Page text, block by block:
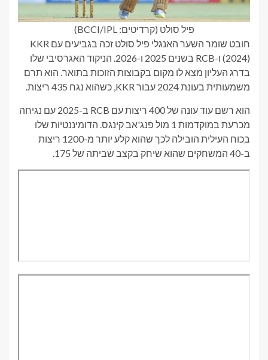
פיל סולט (קרדיטים: BCCI/IPL)
חובט שומר השער האנגלי פיל סולט זכה בגביעים עם KKR
(2024) ו-RCB בשנים 2025 ו-2026. הניקוד האגרסיבי שלו
בדרג העליון מצא לו מקום בקבוצות הזוכות בתואר. הוא תרם
משמעותית בעונת 2024 עבור KKR, כשהוא נגח 435 ריצות.
הוא רשם עוד עונה של 400 ריצות עם RCB ב-2025 עם נגיחה
מכרעת במוקדמות 1 מול פנג'אב קינגס. הדומיננטיות שלו
בכוח העילית הובילה לכך שהוא קלע יותר מ-1200 ריצות
ב-40 המשחקים שהוא שיחק בקצב שביתה של 175.